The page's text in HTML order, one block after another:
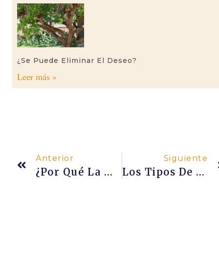
¿Se Puede Eliminar El Deseo?
Leer más »
Anterior
¿Por Qué La Mayoría De Practicantes De Yoga Son Mujeres?
Siguiente
Los Tipos De Dharma